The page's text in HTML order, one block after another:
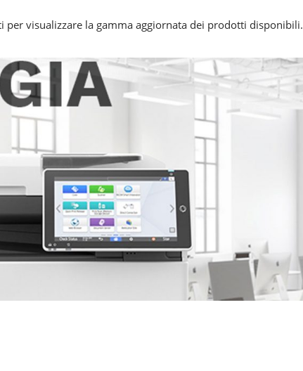
per visualizzare la gamma aggiornata dei prodotti disponibili.